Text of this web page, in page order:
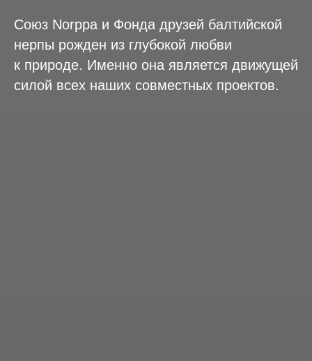
Союз Norppa и Фонда друзей балтийской
нерпы рожден из глубокой любви
к природе. Именно она является движущей
силой всех наших совместных проектов.